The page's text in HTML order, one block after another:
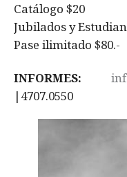
Catálogo $20
Jubilados y
Pase ilimitado $80.-
INFORMES:
|4707.0550